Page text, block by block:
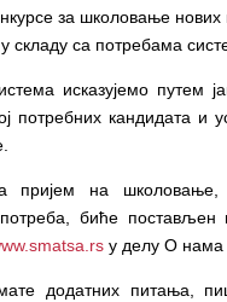
за школовање
у складу са потребама
исказујемо путем
потребних кандидата и
пријем на
потреба, биће постављен
у делу О
додатних питања,